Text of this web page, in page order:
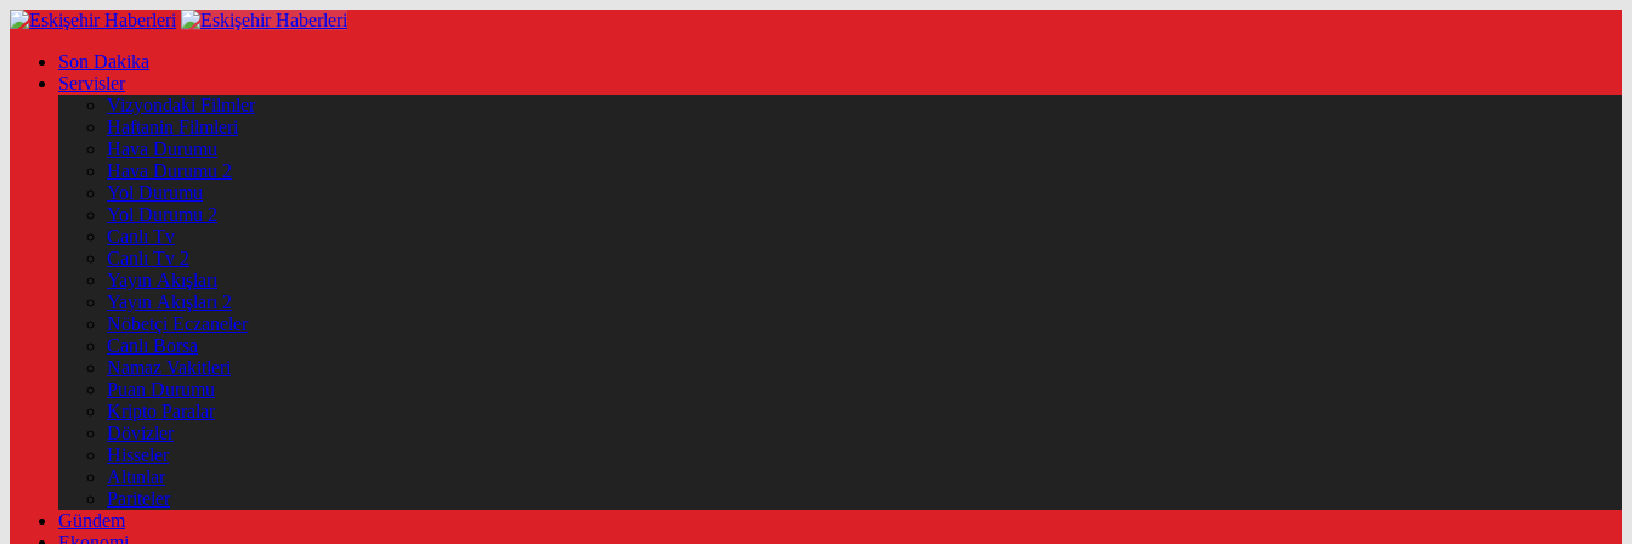
Son Dakika
Servisler
Vizyondaki Filmler
Haftanin Filmleri
Hava Durumu
Hava Durumu 2
Yol Durumu
Yol Durumu 2
Canlı Tv
Canlı Tv 2
Yayın Akışları
Yayın Akışları 2
Nöbetçi Eczaneler
Canlı Borsa
Namaz Vakitleri
Puan Durumu
Kripto Paralar
Dövizler
Hisseler
Altınlar
Pariteler
Gündem